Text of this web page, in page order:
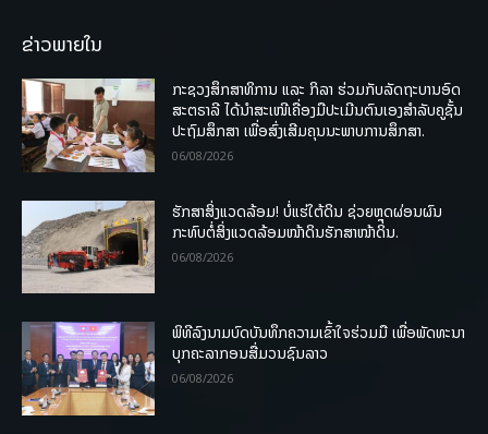
ຂ່າວພາຍໃນ
ກະຊວງສຶກສາທິການ ແລະ ກິລາ ຮ່ວມກັບລັດຖະບານອົດ
ສະຕຣາລີ ໄດ້ນຳສະເໜີເຄື່ອງມືປະເມີນຕົນເອງສຳລັບຄູຊັ້ນ
ປະຖົມສຶກສາ ເພື່ອສົ່ງເສີມຄຸນນະພາບການສຶກສາ.
06/08/2026
ຮັກສາສິ່ງແວດລ້ອມ! ບໍ່ແຮ່ໃຕ້ດິນ ຊ່ວຍຫຼຸດຜ່ອນຜົນ
ກະທົບຕໍ່ສິ່ງແວດລ້ອມໜ້າດິນຮັກສາໜ້າດິນ.
06/08/2026
ພິທີລົງນາມບົດບັນທຶກຄວາມເຂົ້າໃຈຮ່ວມມື ເພື່ອພັດທະນາ
ບຸກຄະລາກອນສື່ມວນຊົນລາວ
06/08/2026